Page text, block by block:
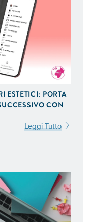
ESTETICI: PORTA
CON
Leggi Tutto